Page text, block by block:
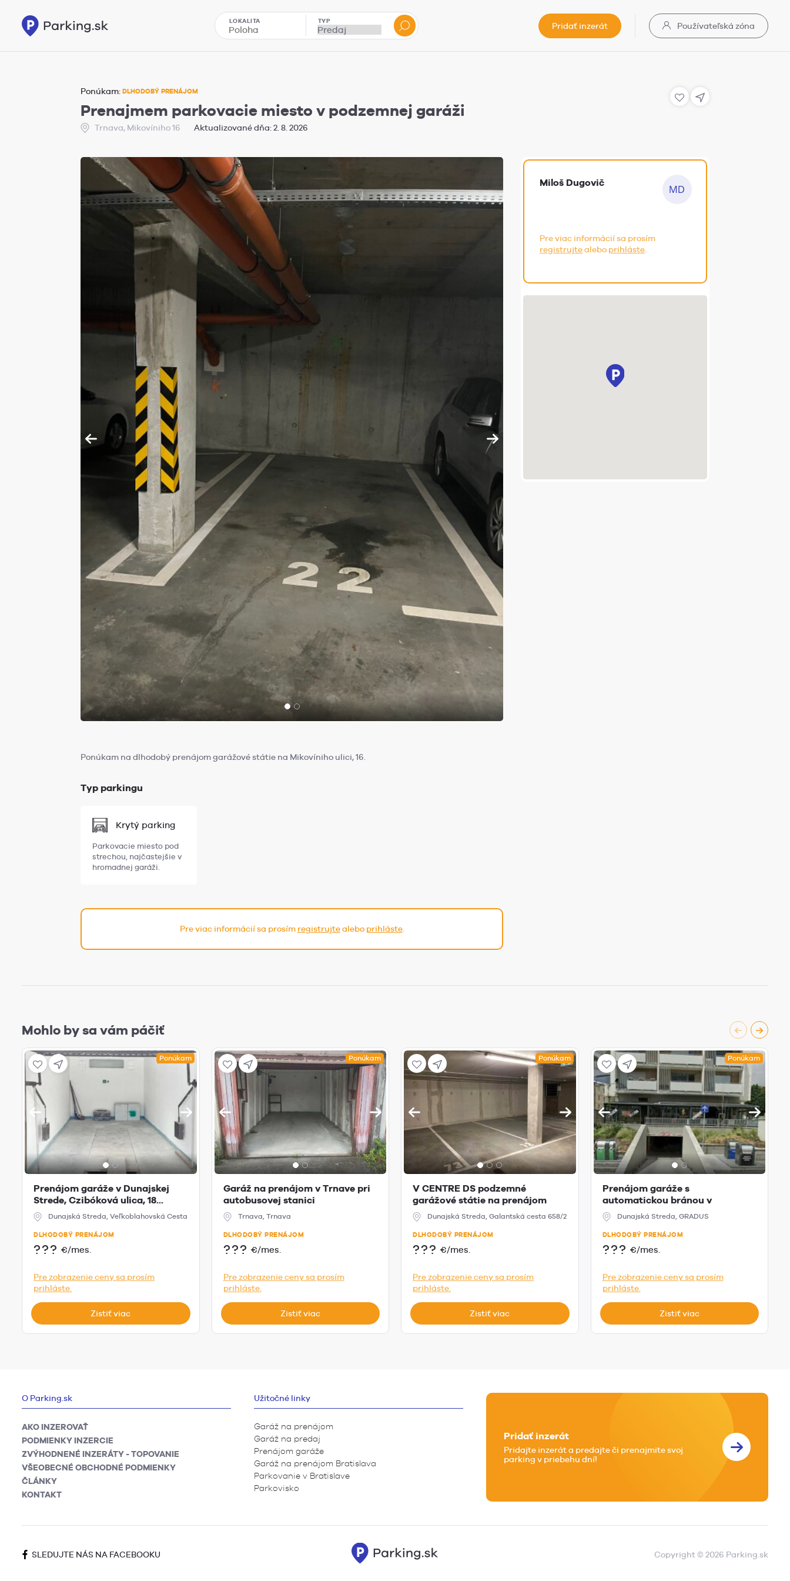
LOKALITA TYP
Pridať inzerát Používateľská zóna
Ponúkam: DLHODOBÝ PRENÁJOM
Prenajmem parkovacie miesto v podzemnej garáži
Trnava, Mikovíniho 16 Aktualizované dňa: 2. 8. 2026
Ponúkam na dlhodobý prenájom garážové státie na Mikovíniho ulici, 16.
Typ parkingu
Krytý parking
Parkovacie miesto pod
strechou, najčastejšie v
hromadnej garáži.
Pre viac informácií sa prosím registrujtealebo prihláste.
Miloš Dugovič
Pre viac informácií sa prosím
registrujtealebo prihláste
Mohlo by sa vám páčiť
Ponúkam
Prenájom garáže v Dunajskej
Strede, Czibóková ulica, 18...
Dunajská Streda, Veľkoblahovská Cesta
DLHODOBÝ PRENÁJOM
??? €/mes.
Pre zobrazenie ceny sa prosím
prihláste.
Zistiť viac
Ponúkam
Garáž na prenájom v Trnave pri
autobusovej stanici
Trnava, Trnava
DLHODOBÝ PRENÁJOM
??? €/mes.
Pre zobrazenie ceny sa prosím
prihláste.
Zistiť viac
Ponúkam
V CENTRE DS podzemné
garážové státie na prenájom
Dunajská Streda, Galantská cesta 658/2
DLHODOBÝ PRENÁJOM
??? €/mes.
Pre zobrazenie ceny sa prosím
prihláste.
Zistiť viac
Ponúkam
Prenájom garáže s
automatickou bránou v
Dunajskej Stred...
Dunajská Streda, GRADUS
DLHODOBÝ PRENÁJOM
??? €/mes.
Pre zobrazenie ceny sa prosím
prihláste.
Zistiť viac
O Parking.sk
AKO INZEROVAŤ
PODMIENKY INZERCIE
ZVÝHODNENÉ INZERÁTY - TOPOVANIE
VŠEOBECNÉ OBCHODNÉ PODMIENKY
ČLÁNKY
KONTAKT
Užitočné linky
Garáž na prenájom
Garáž na predaj
Prenájom garáže
Garáž na prenájom Bratislava
Parkovanie v Bratislave
Parkovisko
Pridať inzerát
Pridajte inzerát a predajte či prenajmite svoj
parking v priebehu dní!
SLEDUJTE NÁS NA FACEBOOKU Copyright © 2026 Parking.sk